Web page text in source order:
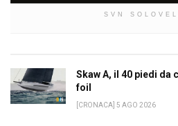
SVN
Skaw A, il 40 piedi da
foil
[CRONACA] 5 AGO 2026